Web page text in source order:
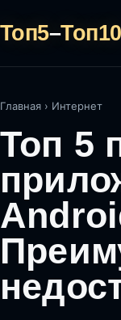
Топ5–Топ10
Главная › Интернет
Топ 5